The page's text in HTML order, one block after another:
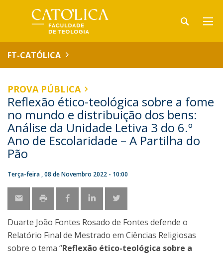
FT-CATÓLICA
PROVA PÚBLICA
Reflexão ético-teológica sobre a fome
no mundo e distribuição dos bens:
Análise da Unidade Letiva 3 do 6.º
Ano de Escolaridade – A Partilha do
Pão
Terça-feira , 08 de Novembro 2022 - 10:00
Duarte João Fontes Rosado de Fontes defende o
Relatório Final de Mestrado em Ciências Religiosas
sobre o tema “Reflexão ético-teológica sobre a